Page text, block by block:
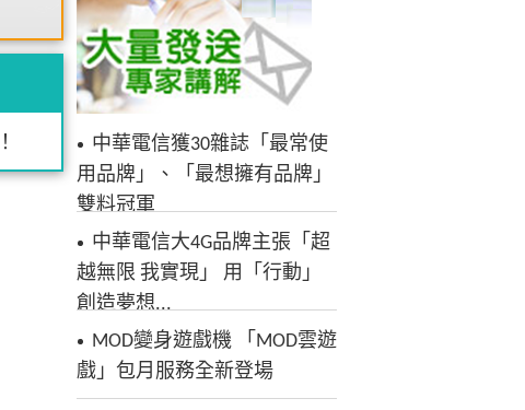
！
中華電信獲30雜誌「最常使
用品牌」、「最想擁有品牌」
雙料冠軍
中華電信大4G品牌主張「超
越無限 我實現」 用「行動」
創造夢想...
MOD變身遊戲機 「MOD雲遊
戲」包月服務全新登場